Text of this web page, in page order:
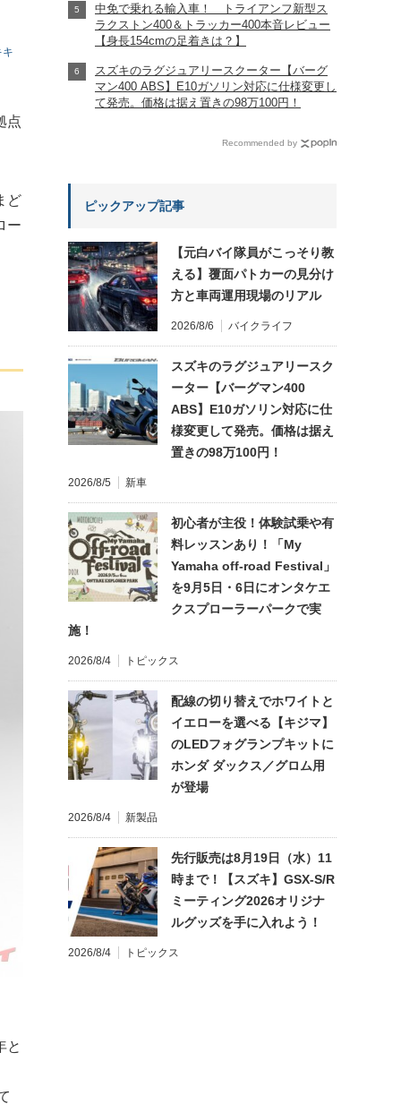
点
ど
ー
と
【Honda2026新車ニュース】
中免で乗れる輸入車！ トライアンフ新型ス
ラクストン400＆トラッカー400本音レビュー
【身長154cmの足着きは？】
スズキのラグジュアリースクーター【バーグ
マン400 ABS】E10ガソリン対応に仕様変更し
て発売。価格は据え置きの98万100円！
Recommended by
ピックアップ記事
【元白バイ隊員がこっそり教
える】覆面パトカーの見分け
方と車両運用現場のリアル
2026/8/6 バイクライフ
スズキのラグジュアリースク
ーター【バーグマン400
ABS】E10ガソリン対応に仕
様変更して発売。価格は据え
置きの98万100円！
2026/8/5 新車
初心者が主役！体験試乗や有
料レッスンあり！「My
Yamaha off-road Festival」
を9月5日・6日にオンタケエ
クスプローラーパークで実
施！
2026/8/4 トピックス
配線の切り替えでホワイトと
イエローを選べる【キジマ】
のLEDフォグランプキットに
ホンダ ダックス／グロム用
が登場
2026/8/4 新製品
先行販売は8月19日（水）11
時まで！【スズキ】GSX-S/R
ミーティング2026オリジナ
ルグッズを手に入れよう！
2026/8/4 トピックス